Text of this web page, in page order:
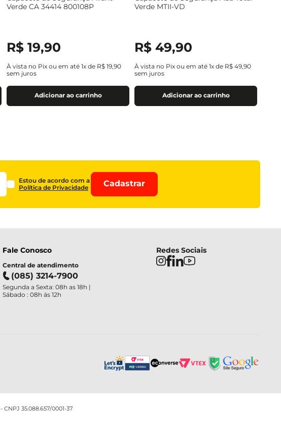
Verde CA 34414 800108P
R$ 19,90
À vista no Pix ou em até 1x de R$ 19,90
sem juros
Adicionar ao carrinho
Verde MTII-VD
R$ 49,90
À vista no Pix ou em até 1x de R$ 49,90
sem juros
Adicionar ao carrinho
Estou de acordo com a
Política de Privacidade
Cadastrar
Fale Conosco
Central de atendimento
(085) 3214-7900
Segunda a Sexta: 08h as 18h |
Sábado : 08h ás 12h
Redes Sociais
35.088.657/0001-37